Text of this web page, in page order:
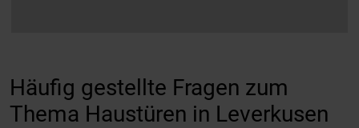
Häufig gestellte Fragen zum
Thema Haustüren in Leverkusen